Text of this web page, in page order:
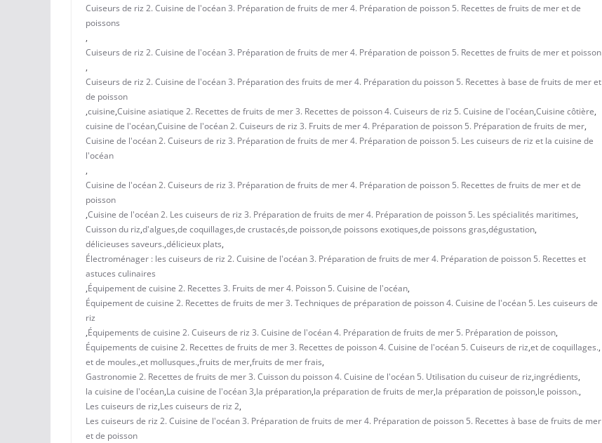
Cuiseurs de riz 2. Cuisine de l'océan 3. Préparation de fruits de mer 4. Préparation de poisson 5. Recettes de fruits de mer et de
poissons
,
Cuiseurs de riz 2. Cuisine de l'océan 3. Préparation de fruits de mer 4. Préparation de poisson 5. Recettes de fruits de mer et poisson
,
Cuiseurs de riz 2. Cuisine de l'océan 3. Préparation des fruits de mer 4. Préparation du poisson 5. Recettes à base de fruits de mer et
de poisson
,cuisine,Cuisine asiatique 2. Recettes de fruits de mer 3. Recettes de poisson 4. Cuiseurs de riz 5. Cuisine de l'océan,Cuisine côtière,
cuisine de l'océan,Cuisine de l'océan 2. Cuiseurs de riz 3. Fruits de mer 4. Préparation de poisson 5. Préparation de fruits de mer,
Cuisine de l'océan 2. Cuiseurs de riz 3. Préparation de fruits de mer 4. Préparation de poisson 5. Les cuiseurs de riz et la cuisine de
l'océan
,
Cuisine de l'océan 2. Cuiseurs de riz 3. Préparation de fruits de mer 4. Préparation de poisson 5. Recettes de fruits de mer et de
poisson
,Cuisine de l'océan 2. Les cuiseurs de riz 3. Préparation de fruits de mer 4. Préparation de poisson 5. Les spécialités maritimes,
Cuisson du riz,d'algues,de coquillages,de crustacés,de poisson,de poissons exotiques,de poissons gras,dégustation,
délicieuses saveurs.,délicieux plats,
Électroménager : les cuiseurs de riz 2. Cuisine de l'océan 3. Préparation de fruits de mer 4. Préparation de poisson 5. Recettes et
astuces culinaires
,Équipement de cuisine 2. Recettes 3. Fruits de mer 4. Poisson 5. Cuisine de l'océan,
Équipement de cuisine 2. Recettes de fruits de mer 3. Techniques de préparation de poisson 4. Cuisine de l'océan 5. Les cuiseurs de
riz
,Équipements de cuisine 2. Cuiseurs de riz 3. Cuisine de l'océan 4. Préparation de fruits de mer 5. Préparation de poisson,
Équipements de cuisine 2. Recettes de fruits de mer 3. Recettes de poisson 4. Cuisine de l'océan 5. Cuiseurs de riz,et de coquillages.,
et de moules.,et mollusques.,fruits de mer,fruits de mer frais,
Gastronomie 2. Recettes de fruits de mer 3. Cuisson du poisson 4. Cuisine de l'océan 5. Utilisation du cuiseur de riz,ingrédients,
la cuisine de l'océan,La cuisine de l'océan 3,la préparation,la préparation de fruits de mer,la préparation de poisson,le poisson.,
Les cuiseurs de riz,Les cuiseurs de riz 2,
Les cuiseurs de riz 2. Cuisine de l'océan 3. Préparation de fruits de mer 4. Préparation de poisson 5. Recettes à base de fruits de mer
et de poisson